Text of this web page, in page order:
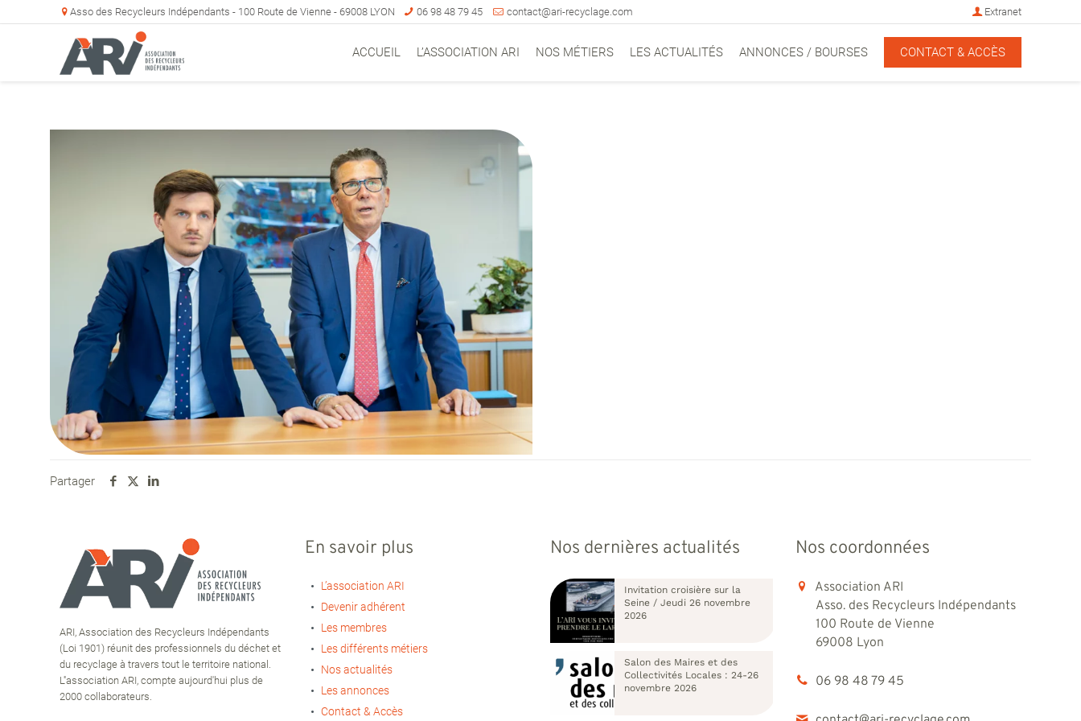
Asso des Recycleurs Indépendants - 100 Route de Vienne - 69008 LYON 06 98 48 79 45 contact@ari-recyclage.com Extranet
ACCUEIL L’ASSOCIATION ARI NOS MÉTIERS LES ACTUALITÉS ANNONCES / BOURSES CONTACT & ACCÈS
Partager
ARI, Association des Recycleurs Indépendants
(Loi 1901) réunit des professionnels du déchet et
du recyclage à travers tout le territoire national.
L''association ARI, compte aujourd'hui plus de
2000 collaborateurs.
En savoir plus
L’association ARI
Devenir adhérent
Les membres
Les différents métiers
Nos actualités
Les annonces
Contact & Accès
Nos dernières actualités
Invitation croisière sur la
Seine / Jeudi 26 novembre
2026
Salon des Maires et des
Collectivités Locales : 24-26
novembre 2026
Nos coordonnées
Association ARI
Asso. des Recycleurs Indépendants
100 Route de Vienne
69008 Lyon
06 98 48 79 45